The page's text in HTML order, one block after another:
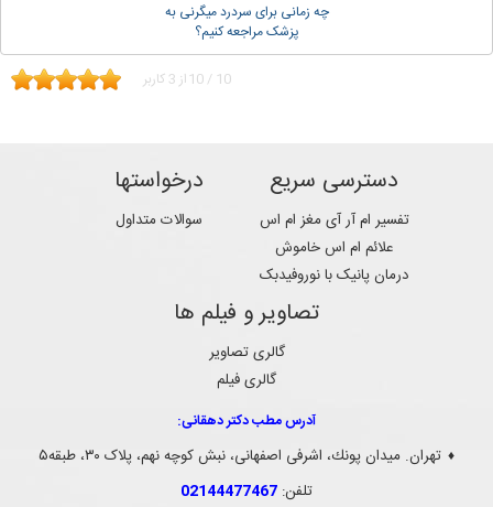
چه زمانی برای سردرد میگرنی به
پزشک مراجعه کنیم؟
10 / 10 از 3 کاربر
دسترسی سریع
تفسیر ام آر آی مغز ام اس
علائم ام اس خاموش
درمان پانیک با نوروفیدبک
درخواستها
سوالات متداول
تصاویر و فیلم ها
گالری تصاویر
گالری فیلم
آدرس مطب دکتر دهقانی:
♦ تهران. ميدان پونك، اشرفی اصفهانی، نبش کوچه نهم، پلاک ۳۰، طبقه۵
تلفن: 02144477467